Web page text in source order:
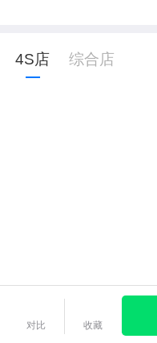
4S店 综合店
对比 收藏